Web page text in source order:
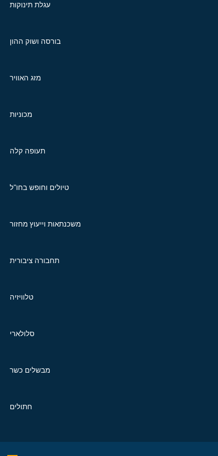
עגלת תינוקות
בורסה ושוק ההון
מזג האוויר
מכוניות
תעופה קלה
טיולים וחופש בחו"ל
משכנתאות וייעוץ מחזור
תחבורה ציבורית
טלוויזיה
סלולארי
מבשלים כשר
חתולים